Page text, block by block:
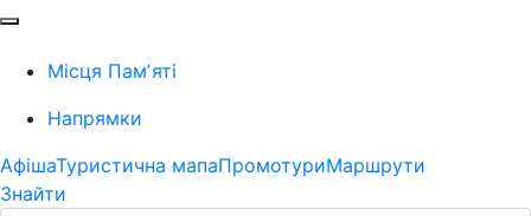
Місця Памʼяті
Напрямки
АфішаТуристична мапаПромотуриМаршрути
Знайти